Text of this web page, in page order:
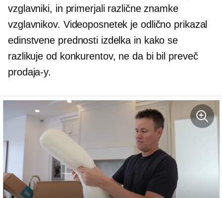
vzglavniki, in primerjali različne znamke
vzglavnikov. Videoposnetek je odlično prikazal
edinstvene prednosti izdelka in kako se
razlikuje od konkurentov, ne da bi bil preveč
prodaja-y.